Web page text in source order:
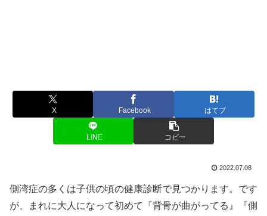
X Facebook はてブ
LINE コピー
2022.07.08
側湾症の多くは子供の頃の健康診断で見つかります。です
が、まれに大人になって初めて『背骨が曲がってる』『側